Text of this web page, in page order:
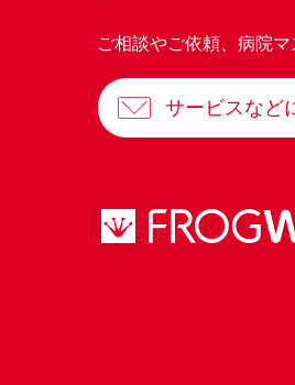
ご相談やご依頼、病院
サービスなど